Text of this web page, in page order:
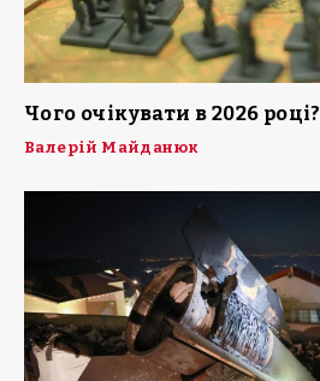
Чого очікувати в 2026 році?
Валерій Майданюк